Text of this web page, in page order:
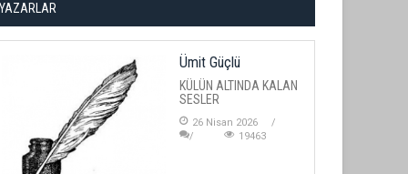
YAZARLAR
Ümit Güçlü
KÜLÜN ALTINDA KALAN
SESLER
26 Nisan 2026
19463